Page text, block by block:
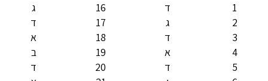
1 ד 16
ג
2
ג 17
ד
3
ד 18
א
4
א 19
ב
5
ד 20
ד